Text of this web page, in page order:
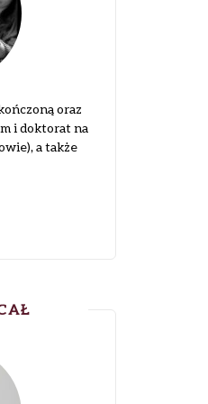
oraz
i doktorat na
a także